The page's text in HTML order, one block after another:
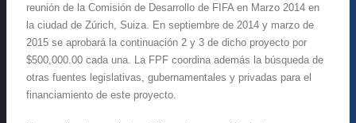
reunión de la Comisión de Desarrollo de FIFA en Marzo 2014 en
la ciudad de Zúrich, Suiza. En septiembre de 2014 y marzo de
2015 se aprobará la continuación 2 y 3 de dicho proyecto por
$500,000.00 cada una. La FPF coordina además la búsqueda de
otras fuentes legislativas, gubernamentales y privadas para el
financiamiento de este proyecto.